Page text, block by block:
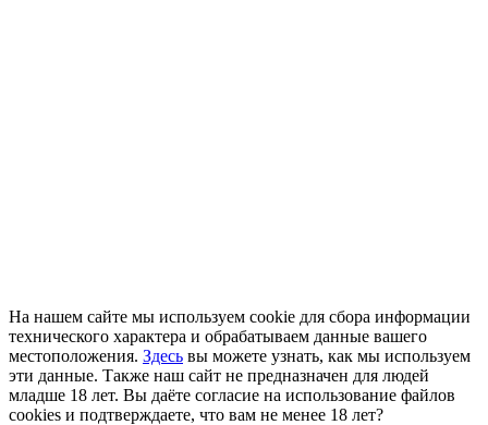
На нашем сайте мы используем cookie для сбора информации
технического характера и обрабатываем данные вашего
местоположения. Здесь вы можете узнать, как мы используем
эти данные. Также наш сайт не предназначен для людей
младше 18 лет. Вы даёте согласие на использование файлов
cookies и подтверждаете, что вам не менее 18 лет?